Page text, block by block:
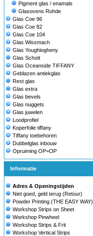
Pigment glas / enamals
Glasovens Rohde
Glas Coe 96
Glas Coe 82
Glas Coe 104
Glas Wissmach
Glas Youghiogheny
Glas Schott
Glas Oceanside TIFFANY
Geblazen antiekglas
Rest glas
Glas extra
Glas bevels
Glas nuggets
Glas juwelen
Loodprofiel
Koperfolie tiffany
Tiffany toebehoren
Dubbelglas inbouw
Opruiming OP=OP
Informatie
Adres & Openingstijden
Niet goed, geld terug (Retour)
Powder Printing (THE EASY WAY)
Workshop Strips on Sheet
Workshop Pinwheel
Workshop Strips & Frit
Workshop Vertical Strips